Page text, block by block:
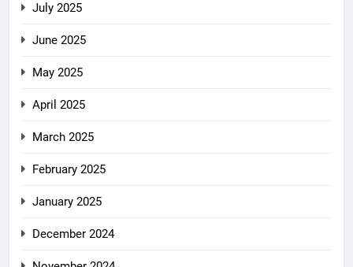
July 2025
June 2025
May 2025
April 2025
March 2025
February 2025
January 2025
December 2024